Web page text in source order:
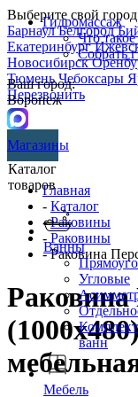
Выберите свой город
БарнаулБелгород
Екатеринбург
Новосибирск
ТюменьЧебоксары
Перезвонить
Гидромассаж
Что
Собрать
Ваш город:
Воронеж
Магазины
Каталог
товаров
Ванны
Угловые
ванн
Мебель
Главная
- Каталог
-Раковины
- Раковины
- Раковина
Раковина